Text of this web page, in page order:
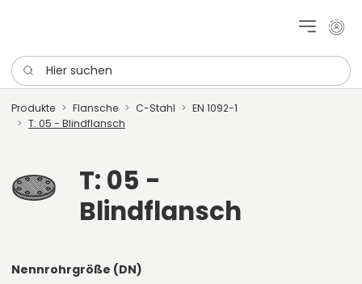
Mein
Hier suchen
Produkte Flansche C-Stahl
EN 1092-1
T: 05 - Blindflansch
T: 05 -
Blindflansch
Nennrohrgröße (DN)